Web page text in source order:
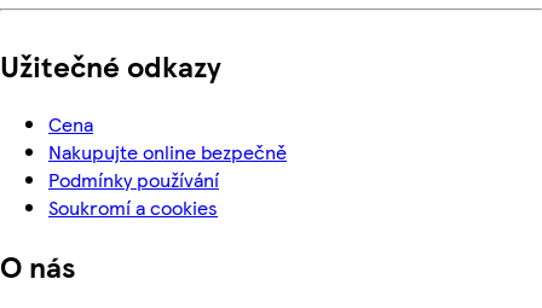
Užitečné odkazy
Cena
Nakupujte online bezpečně
Podmínky používání
Soukromí a cookies
O nás